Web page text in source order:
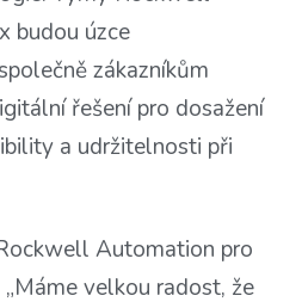
budou úzce
zákazníkům
řešení pro dosažení
a udržitelnosti při
Automation pro
velkou radost, že